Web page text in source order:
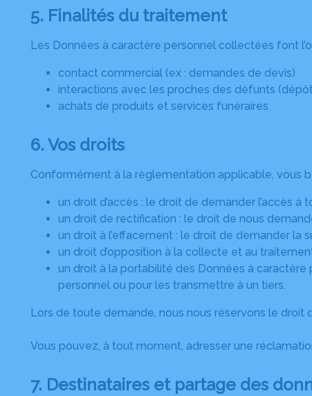
5. Finalités du traitement
Les Données à caractère personnel collectées font
contact commercial (ex : demandes de devis)
interactions avec les proches des défunts
achats de produits et services funéraires
6. Vos droits
Conformément à la règlementation applicable, vous
un droit d’accès : le droit de demander l’accès
un droit de rectification : le droit de nous
un droit à l’effacement : le droit de demander la
un droit d’opposition à la collecte et au
un droit à la portabilité des Données à
personnel ou pour les transmettre à un tiers.
Lors de toute demande, nous nous réservons le
Vous pouvez, à tout moment, adresser une
7. Destinataires et partage des